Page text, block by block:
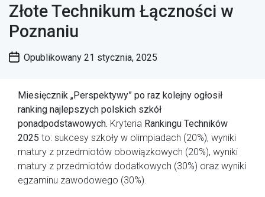
Złote Technikum Łączności w
Poznaniu
Opublikowany 21 stycznia, 2025
Miesięcznik „Perspektywy” po raz kolejny ogłosił
ranking najlepszych polskich szkół
ponadpodstawowych. Kryteria Rankingu Techników
2025 to: sukcesy szkoły w olimpiadach (20%), wyniki
matury z przedmiotów obowiązkowych (20%), wyniki
matury z przedmiotów dodatkowych (30%) oraz wyniki
egzaminu zawodowego (30%).